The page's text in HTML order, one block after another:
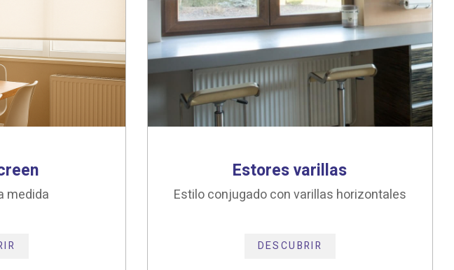
medida
Estores varillas
Estilo conjugado con varillas horizontales
DESCUBRIR